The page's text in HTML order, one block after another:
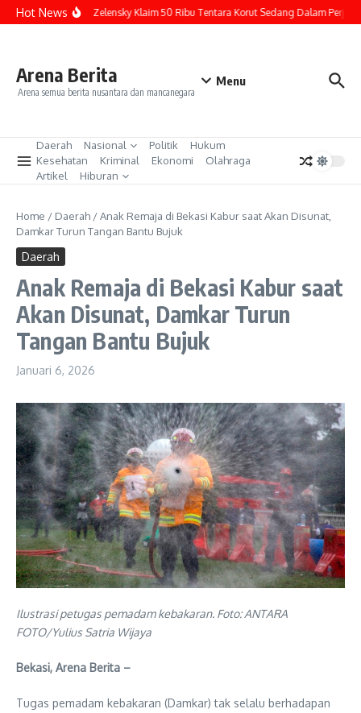
Lewati ke konten
Hot News
Volodymyr Zelensky Klaim 50 Ribu Tentara Korut Sedang Dalam
Arena Berita
Arena semua berita nusantara dan mancanegara
Menu
Daerah Nasional Politik
Hukum
Kesehatan
Kriminal Ekonomi
Olahraga
Artikel
Hiburan
Home / Daerah /Anak Remaja di Bekasi Kabur saat Akan Disunat,
Damkar Turun Tangan Bantu Bujuk
Daerah
Anak Remaja di Bekasi Kabur saat
Akan Disunat, Damkar Turun
Tangan Bantu Bujuk
Januari 6, 2026
Ilustrasi petugas pemadam kebakaran. Foto: ANTARA
FOTO/Yulius Satria Wijaya
Bekasi, Arena Berita –
Tugas pemadam kebakaran (Damkar) tak selalu berhadapan